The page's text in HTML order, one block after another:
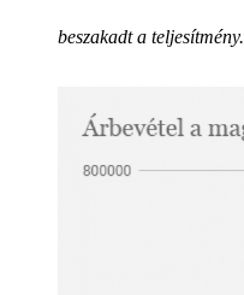
beszakadt a teljesítmény.